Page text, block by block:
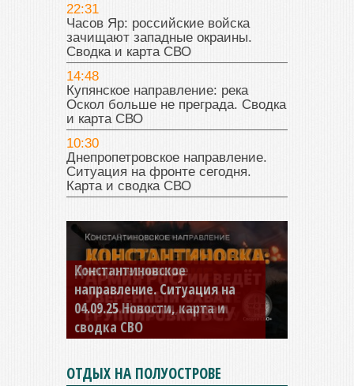
22:31
Часов Яр: российские войска
зачищают западные окраины.
Сводка и карта СВО
14:48
Купянское направление: река
Оскол больше не преграда. Сводка
и карта СВО
10:30
Днепропетровское направление.
Ситуация на фронте сегодня.
Карта и сводка СВО
Константиновское
направление. Ситуация на
04.09.25 Новости, карта и
сводка СВО
ОТДЫХ НА ПОЛУОСТРОВЕ